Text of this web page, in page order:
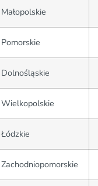
Małopolskie
Pomorskie
Dolnośląskie
Wielkopolskie
Łódzkie
Zachodniopomorskie